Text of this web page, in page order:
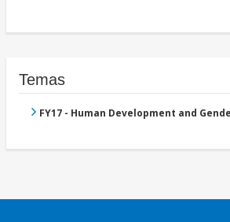
Temas
FY17 - Human Development and